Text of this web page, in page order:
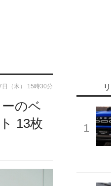
のベ
13枚
（木） 15時30分